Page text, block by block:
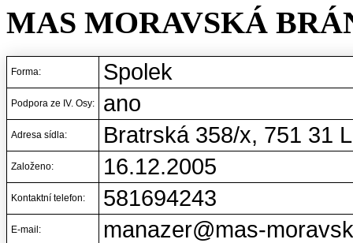
MAS MORAVSKÁ
Forma: Spolek
Podpora ze IV. Osy: ano
Adresa sídla: Bratrská 358/x, 751 31
Založeno: 16.12.2005
Kontaktní telefon: 581694243
E-mail: manazer@mas-